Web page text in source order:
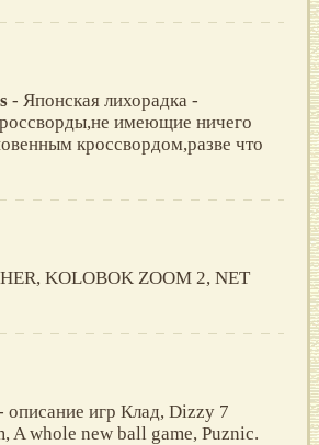
- Японская лихорадка -
имеющие ничего
кроссвордом,разве что
KOLOBOK ZOOM 2, NET
описание игр Клад, Dizzy 7
A whole new ball game, Puznic.